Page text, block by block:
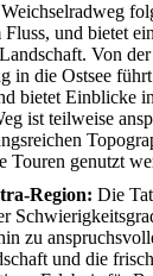
und bietet
Von
in die Ostsee
bietet Einblicke
ist teilweise
Touren genutzt
Region: Die
zu
und die